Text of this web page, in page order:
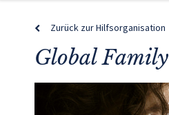
Zurück zur Hilfsorganisation
Global Family